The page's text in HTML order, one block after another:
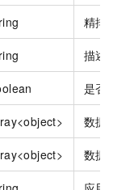
精排
描述
是否
数据
数据